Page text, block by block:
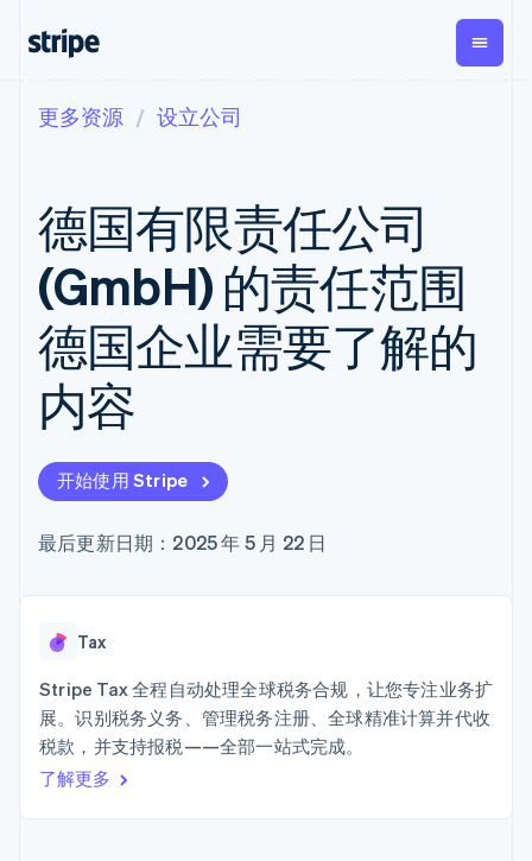
支付
在线支付
Managed
Payments
备案商家解决
方案
无代码支付
Checkout
预构建支付界
面
灵活的 UI 组件
支付方式
上
Terminal
Authorization
支付成功率优
Link
加速结账
Financial
Connections
关联金融账户
营收
经常性收入
Metronome
按用量计费
Subscriptions
订阅管理
Invoicing
一次性或定期
Revenue
Recognition
Stripe Sigma
自定义报告
数据同步
企业财务
Global
Payouts
向第三方
打款
Capital
按企业阶段
按应用场景
智能体商务
加密货币
电子商务
应用内支付
交易市场
资金管理
SaaS
AI 企业
创作者经济
游戏
酒店、旅游与休闲
非营利组织
文档
库与 SDK
Stripe Apps
指南
接受线上付款
提供按用量计费
发行稳定币支持的支付卡
通过智能体配置和管理服
代码示例
开发者博客
API 状态
学习
指南
支持
获取支持
托管支持方案
公司
产品路线图
联系
更多资源 设立公司
德国有限责任公司
(GmbH) 的责任范围
德国企业需要了解的
内容
开始使用 Stripe
最后更新日期：2025 年 5 月 22 日
Tax
Stripe Tax 全程自动处理全球税务合规，让您专注业务扩
展。识别税务义务、管理税务注册、全球精准计算并代收
税款，并支持报税——全部一站式完成。
了解更多